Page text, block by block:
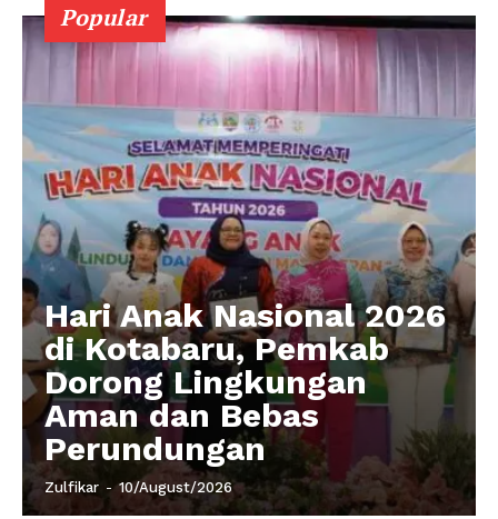
Popular
Hari Anak Nasional 2026
di Kotabaru, Pemkab
Dorong Lingkungan
Aman dan Bebas
Perundungan
Zulfikar - 10/August/2026